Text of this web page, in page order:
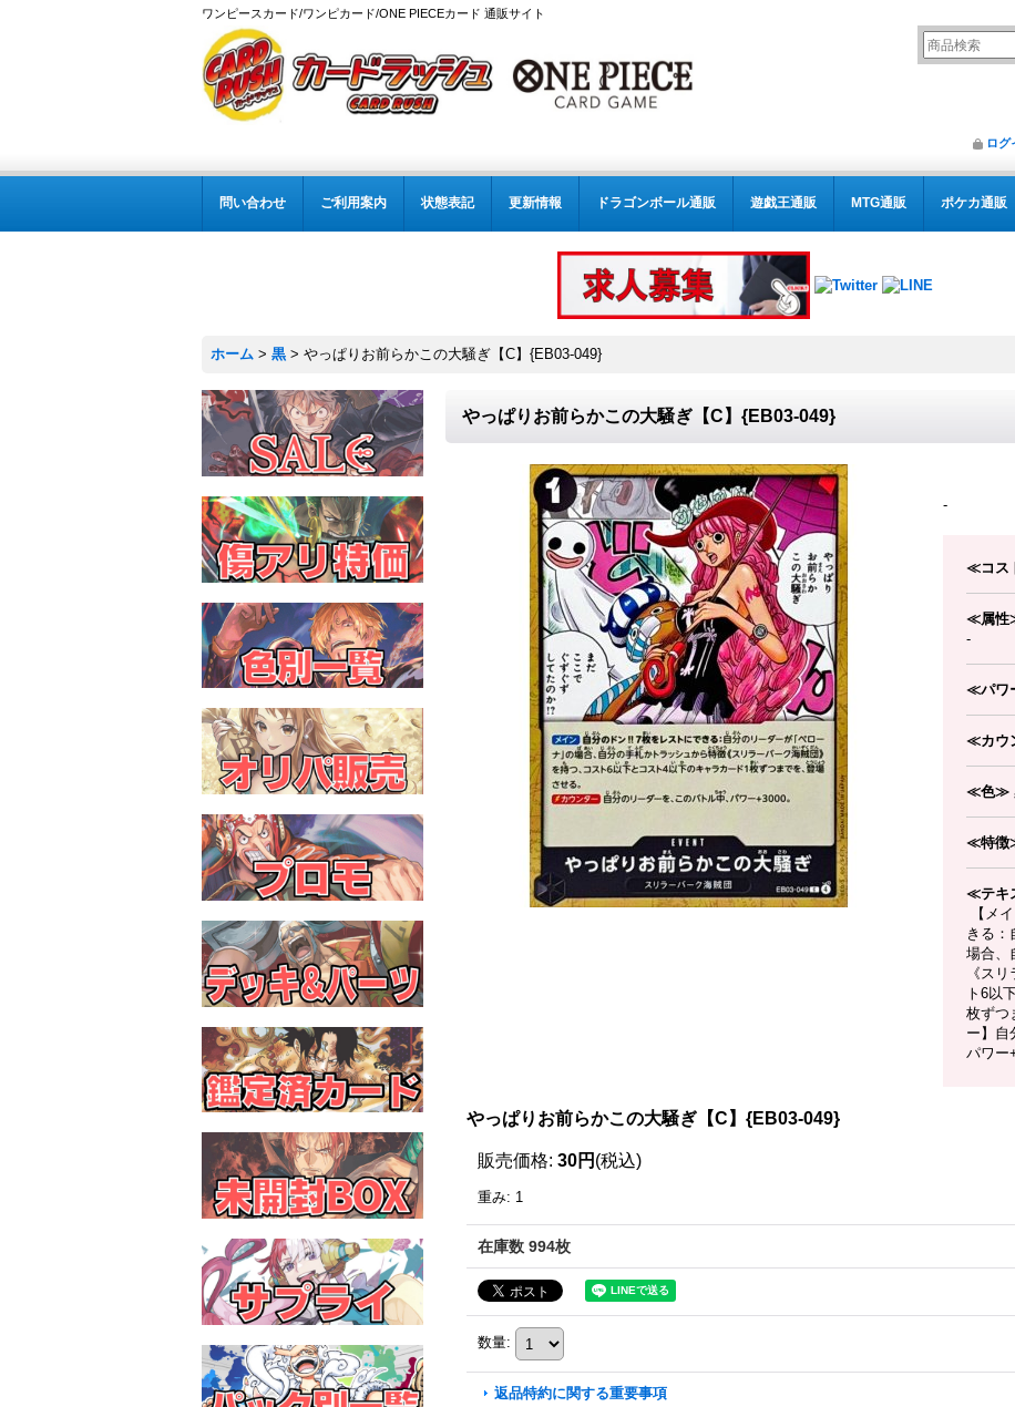
ワンピースカード/ワンピカード/ONE PIECEカード 通販サイト
ログ
問い合わせ ご利用案内 状態表記 更新情報 ドラゴンボール通販 遊戯王通販 MTG通販 ポケカ通販
ホーム > 黒 > やっぱりお前らかこの大騒ぎ【C】{EB03-049}
やっぱりお前らかこの大騒ぎ【C】{EB03-049}
-
≪コス
≪属
-
≪パワ
≪カウ
≪色≫
≪特
≪テキ
【メ
きる：
場合、
《ス
ト6以
枚ずつ
ー】自
パワー
やっぱりお前らかこの大騒ぎ【C】{EB03-049}
販売価格: 30円 (税込)
重み: 1
在庫数 994枚
数量:
返品特約に関する重要事項